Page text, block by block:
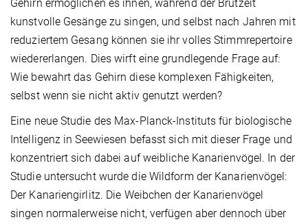
Gehirn ermöglichen es ihnen, während der Brutzeit
kunstvolle Gesänge zu singen, und selbst nach Jahren mit
reduziertem Gesang können sie ihr volles Stimmrepertoire
wiedererlangen. Dies wirft eine grundlegende Frage auf:
Wie bewahrt das Gehirn diese komplexen Fähigkeiten,
selbst wenn sie nicht aktiv genutzt werden?
Eine neue Studie des Max-Planck-Instituts für biologische
Intelligenz in Seewiesen befasst sich mit dieser Frage und
konzentriert sich dabei auf weibliche Kanarienvögel. In der
Studie untersucht wurde die Wildform der Kanarienvögel:
Der Kanariengirlitz. Die Weibchen der Kanarienvögel
singen normalerweise nicht, verfügen aber dennoch über